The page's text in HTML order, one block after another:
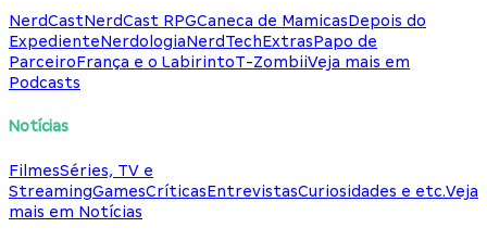
NerdCastNerdCast RPGCaneca de MamicasDepois do
ExpedienteNerdologiaNerdTechExtrasPapo de
ParceiroFrança e o LabirintoT-ZombiiVeja mais em
Podcasts
Notícias
FilmesSéries, TV e
StreamingGamesCríticasEntrevistasCuriosidades e etc.Veja
mais em Notícias